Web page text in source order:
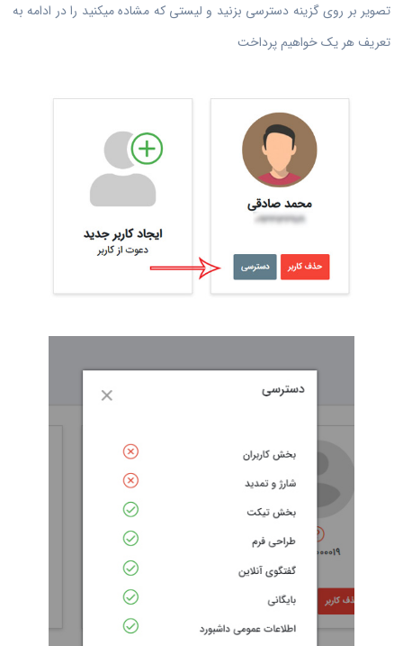
تصویر بر روی گزینه دسترسی بزنید و لیستی که مشاده میکنید را در ادامه به
تعریف هر یک خواهیم پرداخت